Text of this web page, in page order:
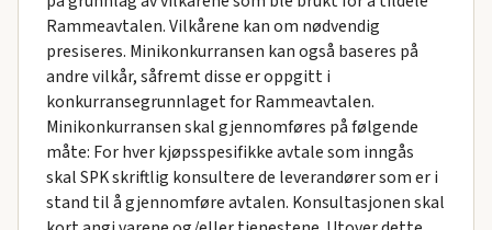
Rammeavtalen. Vilkårene kan om nødvendig
presiseres. Minikonkurransen kan også baseres på
andre vilkår, såfremt disse er oppgitt i
konkurransegrunnlaget for Rammeavtalen.
Minikonkurransen skal gjennomføres på følgende
måte: For hver kjøpsspesifikke avtale som inngås
skal SPK skriftlig konsultere de leverandører som er i
stand til å gjennomføre avtalen. Konsultasjonen skal